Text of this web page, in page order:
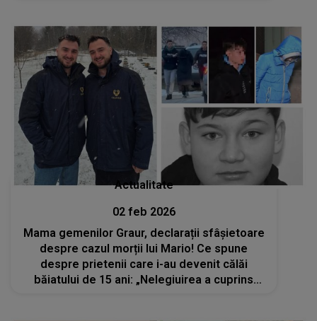
Actualitate
02 feb 2026
Mama gemenilor Graur, declarații sfâșietoare
despre cazul morții lui Mario! Ce spune
despre prietenii care i-au devenit călăi
băiatului de 15 ani: „Nelegiuirea a cuprins